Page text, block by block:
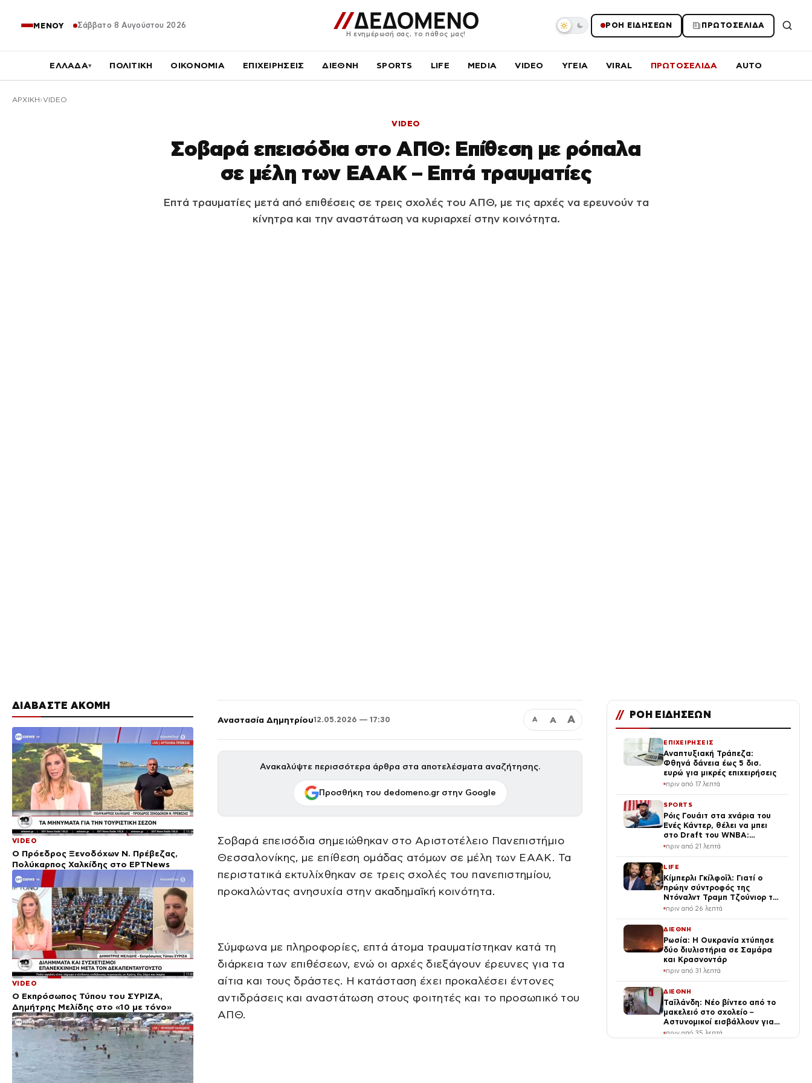
ΜΕΝΟΥ Σάββατο 8 Αυγούστου 2026
Η ενημέρωσή σας, το πάθος μας!
ΡΟΗ ΕΙΔΗΣΕΩΝ ΠΡΩΤΟΣΕΛΙΔΑ
ΕΛΛΑΔΑ▾ ΠΟΛΙΤΙΚΗ ΟΙΚΟΝΟΜΙΑ ΕΠΙΧΕΙΡΗΣΕΙΣ ΔΙΕΘΝΗ SPORTS LIFE MEDIA VIDEO ΥΓΕΙΑ VIRAL ΠΡΩΤΟΣΕΛΙΔΑ AUTO
ΑΡΧΙΚΉ VIDEO
VIDEO
Σοβαρά επεισόδια στο ΑΠΘ: Επίθεση με ρόπαλα
σε μέλη των ΕΑΑΚ – Επτά τραυματίες
Επτά τραυματίες μετά από επιθέσεις σε τρεις σχολές του ΑΠΘ, με τις αρχές να ερευνούν τα
κίνητρα και την αναστάτωση να κυριαρχεί στην κοινότητα.
ΔΙΑΒΑΣΤΕ ΑΚΟΜΗ
VIDEO
Ο Πρόεδρος Ξενοδόχων Ν. Πρέβεζας,
Πολύκαρπος Χαλκίδης στο ΕΡΤNews
VIDEO
Ο Εκπρόσωπος Τύπου του ΣΥΡΙΖΑ,
Δημήτρης Μελίδης στο «10 με τόνο»
Αναστασία Δημητρίου12.05.2026 — 17:30 Α Α Α
Ανακαλύψτε περισσότερα άρθρα στα αποτελέσματα αναζήτησης.
Προσθήκη του dedomeno.gr στην Google
Σοβαρά επεισόδια σημειώθηκαν στο Αριστοτέλειο Πανεπιστήμιο
Θεσσαλονίκης, με επίθεση ομάδας ατόμων σε μέλη των ΕΑΑΚ. Τα
περιστατικά εκτυλίχθηκαν σε τρεις σχολές του πανεπιστημίου,
προκαλώντας ανησυχία στην ακαδημαϊκή κοινότητα.
Σύμφωνα με πληροφορίες, επτά άτομα τραυματίστηκαν κατά τη
διάρκεια των επιθέσεων, ενώ οι αρχές διεξάγουν έρευνες για τα
αίτια και τους δράστες. Η κατάσταση έχει προκαλέσει έντονες
αντιδράσεις και αναστάτωση στους φοιτητές και το προσωπικό του
ΑΠΘ.
// ΡΟΗ ΕΙΔΗΣΕΩΝ
ΕΠΙΧΕΙΡΗΣΕΙΣ
Αναπτυξιακή Τράπεζα:
Φθηνά δάνεια έως 5 δισ.
ευρώ για μικρές επιχειρήσεις
πριν από 17 λεπτά
SPORTS
Ρόις Γουάιτ στα χνάρια του
Ενές Κάντερ, θέλει να μπει
στο Draft του WNBA:
«Κάποιες φορές
γυναίκα»
πριν από 21 λεπτά
LIFE
Κίμπερλι Γκίλφοϊλ: Γιατί ο
πρώην σύντροφός της
Ντόναλντ Τραμπ Τζούνιορ της
έδωσε 7,6 εκατ. δολάρια – Η
χωρισμό
πριν από 26 λεπτά
ΔΙΕΘΝΗ
Ρωσία: Η Ουκρανία χτύπησε
δύο διυλιστήρια σε Σαμάρα
και Κρασνοντάρ
πριν από 31 λεπτά
ΔΙΕΘΝΗ
Ταϊλάνδη: Νέο βίντεο από το
μακελειό στο σχολείο –
Αστυνομικοί εισβάλλουν για
να σώσουν τους μαθητές
πριν από 35 λεπτά